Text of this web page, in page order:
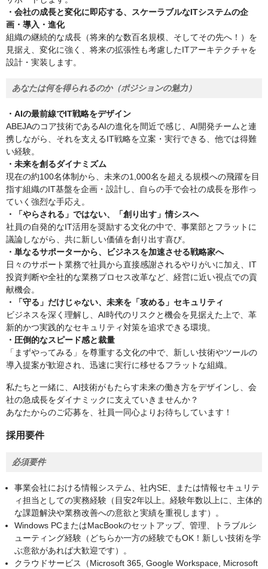
・会社の成長と変化に即応する、スケーラブルなITシステムの企
画・導入・進化
組織の継続的な成長（将来的な数百名規模、そしてその先へ！）を
見据え、変化に強く、将来の拡張性も考慮したITアーキテクチャを
設計・実装します。
あなたは何を得られるのか（ポジションの魅力）
・AIの最前線でIT戦略をデザイン
ABEJAのコア技術であるAIの進化を間近で感じ、AI開発チームと連
携しながら、それを支えるIT戦略を立案・実行できる、他では得難
い経験。
・未来を創るダイナミズム
現在の約100名体制から、未来の1,000名を超える規模への飛躍を目
指す組織のIT基盤を企画・設計し、自らの手で会社の成長を形作っ
ていく強烈な手応え。
・「やらされる」ではない、「創り出す」情シスへ
社員の自発的なIT活用を奨励する文化の中で、事業部とフラットに
議論しながら、共に新しい価値を創り出す喜び。
・単なるサポーターから、ビジネスを加速させる戦略家へ
日々のサポート業務で社員から直接感謝されるやりがいに加え、IT
投資判断や全社的な業務プロセス改革など、経営に近い視点での貢
献機会。
・「守る」だけじゃない、未来を「攻める」セキュリティ
ビジネスを深く理解し、AI時代のリスクと機会を見据えた上で、革
新的かつ実践的なセキュリティ対策を追求できる環境。
・圧倒的なスピード感と裁量
「まずやってみる」を尊重する文化の中で、新しい技術やツールの
導入提案が歓迎され、迅速に実行に移せるフラットな組織。
私たちと一緒に、AI技術がもたらす未来の働き方をデザインし、会
社の急成長をダイナミックに支えていきませんか？
あなたからのご応募を、社員一同心よりお待ちしています！
採用要件
必須要件
事業会社における情報システム、社内SE、または情報セキュリテ
ィ担当としての実務経験（目安2年以上。経験年数以上に、主体的
な課題解決や業務改善への意欲と実績を重視します）。
Windows PCまたはMacBookのセットアップ、管理、トラブルシ
ューティング経験（どちらか一方の経験でもOK！新しい技術を学
ぶ意欲があれば大歓迎です）。
クラウドサービス（Microsoft 365, Google Workspace, Microsoft